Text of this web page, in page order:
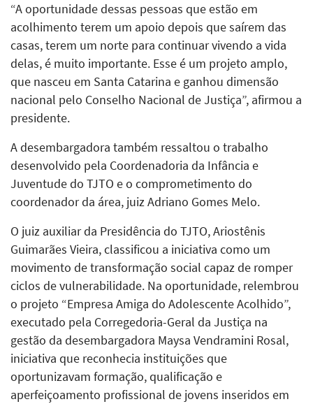
“A oportunidade dessas pessoas que estão em
acolhimento terem um apoio depois que saírem das
casas, terem um norte para continuar vivendo a vida
delas, é muito importante. Esse é um projeto amplo,
que nasceu em Santa Catarina e ganhou dimensão
nacional pelo Conselho Nacional de Justiça”, afirmou a
presidente.
A desembargadora também ressaltou o trabalho
desenvolvido pela Coordenadoria da Infância e
Juventude do TJTO e o comprometimento do
coordenador da área, juiz Adriano Gomes Melo.
O juiz auxiliar da Presidência do TJTO, Ariostênis
Guimarães Vieira, classificou a iniciativa como um
movimento de transformação social capaz de romper
ciclos de vulnerabilidade. Na oportunidade, relembrou
o projeto “Empresa Amiga do Adolescente Acolhido”,
executado pela Corregedoria-Geral da Justiça na
gestão da desembargadora Maysa Vendramini Rosal,
iniciativa que reconhecia instituições que
oportunizavam formação, qualificação e
aperfeiçoamento profissional de jovens inseridos em